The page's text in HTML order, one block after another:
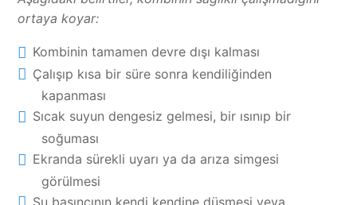
ortaya koyar:
Kombinin tamamen devre dışı kalması
Çalışıp kısa bir süre sonra kendiliğinden
kapanması
Sıcak suyun dengesiz gelmesi, bir ısınıp bir
soğuması
Ekranda sürekli uyarı ya da arıza simgesi
görülmesi
Su basıncının kendi kendine düşmesi veya